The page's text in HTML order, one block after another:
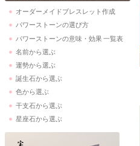
オーダーメイドブレスレット作成
パワーストーンの選び方
パワーストーンの意味・効果 一覧表
名前から選ぶ
運勢から選ぶ
誕生石から選ぶ
色から選ぶ
干支石から選ぶ
星座石から選ぶ